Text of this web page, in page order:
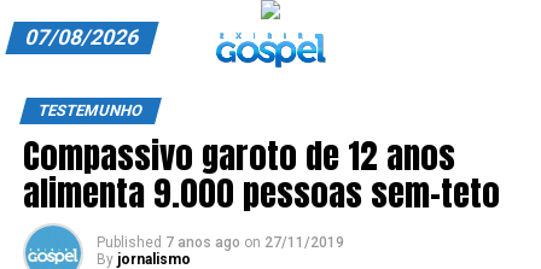
ANUNCIE CONOSCO
ASSINE
CARRINHO
07/08/2026
TESTEMUNHO
Compassivo garoto de 12 anos
alimenta 9.000 pessoas sem-teto
Published 7 anos ago on 27/11/2019
By jornalismo